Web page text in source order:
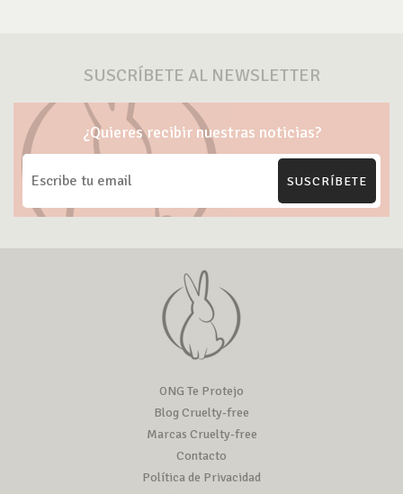
SUSCRÍBETE AL NEWSLETTER
¿Quieres recibir nuestras noticias?
SUSCRÍBETE
ONG Te Protejo
Blog Cruelty-free
Marcas Cruelty-free
Contacto
Política de Privacidad